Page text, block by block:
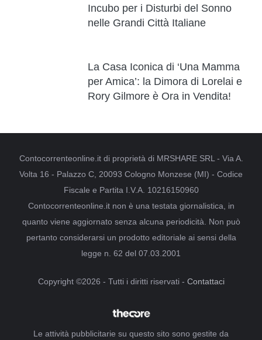
Incubo per i Disturbi del Sonno
nelle Grandi Città Italiane
La Casa Iconica di ‘Una Mamma
per Amica’: la Dimora di Lorelai e
Rory Gilmore è Ora in Vendita!
Contocorrenteonline.it di proprietà di MRSHARE SRL - Via A.
Volta 16 - Palazzo C, 20093 Cologno Monzese (MI) - Codice
Fiscale e Partita I.V.A. 10216150960
Contocorrenteonline.it non è una testata giornalistica, in
quanto viene aggiornato senza alcuna periodicità. Non può
pertanto considerarsi un prodotto editoriale ai sensi della
legge n. 62 del 07.03.2001
Copyright ©2026 - Tutti i diritti riservati - Contattaci
Le attività pubblicitarie su questo sito sono gestite da